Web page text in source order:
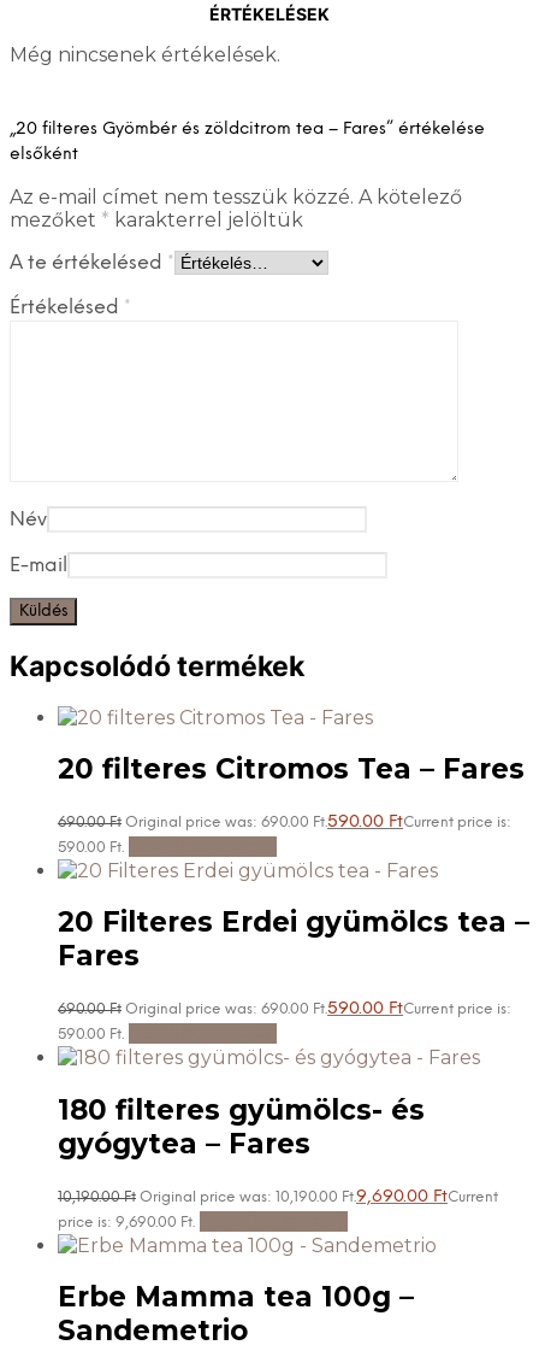
ÉRTÉKELÉSEK
Még nincsenek értékelések.
„20 filteres Gyömbér és zöldcitrom tea – Fares” értékelése
elsőként
Az e-mail címet nem tesszük közzé. A kötelező
mezőket * karakterrel jelöltük
A te értékelésed *
Értékelésed *
Név
E-mail
Kapcsolódó termékek
20 filteres Citromos Tea – Fares
690.00Ft Original price was: 690.00 Ft.590.00 FtCurrent price is:
590.00 Ft.
20 Filteres Erdei gyümölcs tea –
Fares
690.00Ft Original price was: 690.00 Ft.590.00 FtCurrent price is:
590.00 Ft.
180 filteres gyümölcs- és
gyógytea – Fares
10,190.00Ft Original price was: 10,190.00 Ft.9,690.00 FtCurrent
price is: 9,690.00 Ft.
Erbe Mamma tea 100g –
Sandemetrio